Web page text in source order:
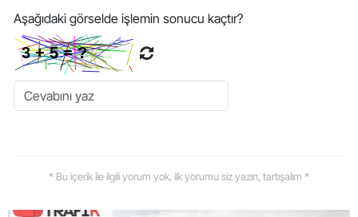
Aşağıdaki görselde işlemin sonucu kaçtır?
* Bu içerik ile ilgili yorum yok, ilk yorumu siz yazın, tartışalım *